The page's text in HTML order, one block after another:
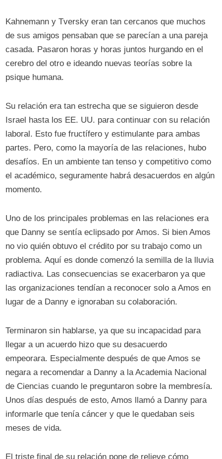
Kahnemann y Tversky eran tan cercanos que muchos
de sus amigos pensaban que se parecían a una pareja
casada. Pasaron horas y horas juntos hurgando en el
cerebro del otro e ideando nuevas teorías sobre la
psique humana.
Su relación era tan estrecha que se siguieron desde
Israel hasta los EE. UU. para continuar con su relación
laboral. Esto fue fructífero y estimulante para ambas
partes. Pero, como la mayoría de las relaciones, hubo
desafíos. En un ambiente tan tenso y competitivo como
el académico, seguramente habrá desacuerdos en algún
momento.
Uno de los principales problemas en las relaciones era
que Danny se sentía eclipsado por Amos. Si bien Amos
no vio quién obtuvo el crédito por su trabajo como un
problema. Aquí es donde comenzó la semilla de la lluvia
radiactiva. Las consecuencias se exacerbaron ya que
las organizaciones tendían a reconocer solo a Amos en
lugar de a Danny e ignoraban su colaboración.
Terminaron sin hablarse, ya que su incapacidad para
llegar a un acuerdo hizo que su desacuerdo
empeorara. Especialmente después de que Amos se
negara a recomendar a Danny a la Academia Nacional
de Ciencias cuando le preguntaron sobre la membresía.
Unos días después de esto, Amos llamó a Danny para
informarle que tenía cáncer y que le quedaban seis
meses de vida.
El triste final de su relación pone de relieve cómo